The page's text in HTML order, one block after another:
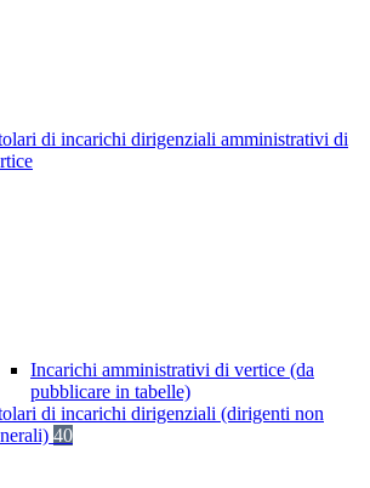
di incarichi dirigenziali amministrativi di
Incarichi amministrativi di vertice (da
pubblicare in tabelle)
di incarichi dirigenziali (dirigenti non
40